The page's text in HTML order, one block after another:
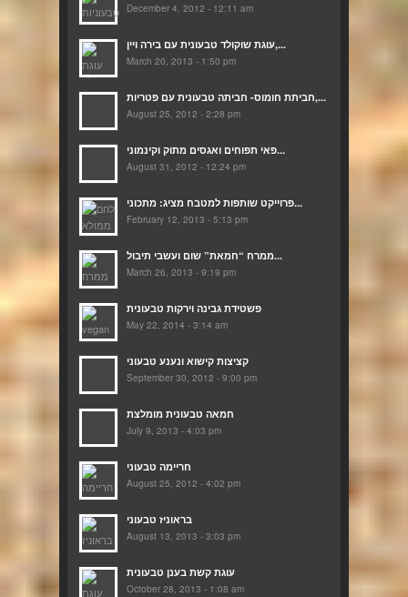
December 4, 2012 - 12:11 am
עוגת שוקולד טבעונית עם בירה ויין,...
March 20, 2013 - 1:50 pm
חביתת חומוס- חביתה טבעונית עם פטריות,...
August 25, 2012 - 2:28 pm
פאי תפוחים ואגסים מתוק וקינמוני...
August 31, 2012 - 12:24 pm
פרוייקט שותפות למטבח מציג: מתכוני...
February 12, 2013 - 5:13 pm
ממרח “חמאת” שום ועשבי תיבול...
March 26, 2013 - 9:19 pm
פשטידת גבינה וירקות טבעונית
May 22, 2014 - 3:14 am
קציצות קישוא ונענע טבעוני
September 30, 2012 - 9:00 pm
חמאה טבעונית מומלצת
July 9, 2013 - 4:03 pm
חריימה טבעוני
August 25, 2012 - 4:02 pm
בראוניז טבעוני
August 13, 2013 - 3:03 pm
עוגת קשת בענן טבעונית
October 28, 2013 - 1:08 am